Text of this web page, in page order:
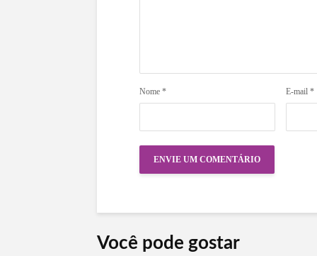
Nome * E-mail *
Você pode gostar